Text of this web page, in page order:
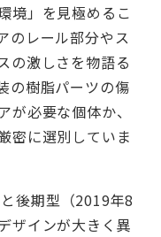
境」を見極めるこ
のレール部分やス
の激しさを物語る
の樹脂パーツの傷
が必要な個体か、
密に選別していま
後期型（2019年8
ザインが大きく異